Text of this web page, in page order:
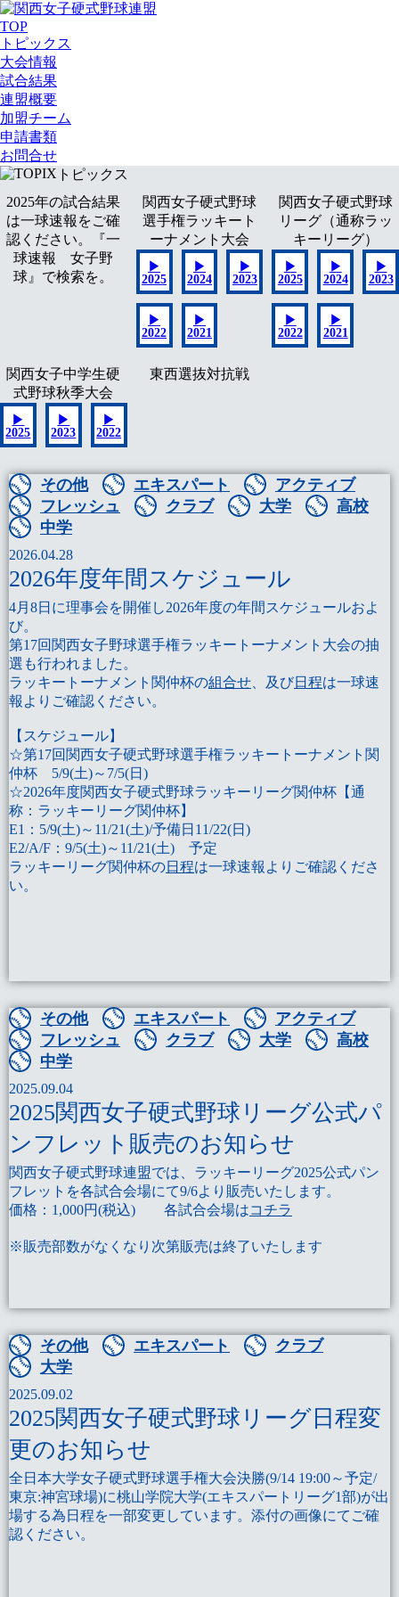
TOP
トピックス
大会情報
試合結果
連盟概要
加盟チーム
申請書類
お問合せ
TOPIX トピックス
2025年の試合結果
は一球速報をご確
認ください。『一
球速報 女子野
球』で検索を。
関西女子硬式野球
選手権ラッキート
ーナメント大会
▶
2025
▶
2024
▶
2023
▶
2022
▶
2021
関西女子硬式野球
リーグ（通称ラッ
キーリーグ）
▶
2025
▶
2024
▶
2023
▶
2022
▶
2021
関西女子中学生硬
式野球秋季大会
▶
2025
▶
2023
▶
2022
東西選抜対抗戦
その他 エキスパート
アクティブ
フレッシュ
クラブ 大学
高校
中学
2026.04.28
2026年度年間スケジュール
4月8日に理事会を開催し2026年度の年間スケジュールおよ
び。
第17回関西女子野球選手権ラッキートーナメント大会の抽
選も行われました。
ラッキートーナメント関仲杯の組合せ 、及び日程は一球速
報よりご確認ください。
【スケジュール】
☆第17回関西女子硬式野球選手権ラッキートーナメント関
仲杯 5/9(土)～7/5(日)
☆2026年度関西女子硬式野球ラッキーリーグ関仲杯【通
称：ラッキーリーグ関仲杯】
E1：5/9(土)～11/21(土)/予備日11/22(日)
E2/A/F：9/5(土)～11/21(土) 予定
ラッキーリーグ関仲杯の日程は一球速報よりご確認くださ
い。
その他 エキスパート
アクティブ
フレッシュ
クラブ 大学
高校
中学
2025.09.04
2025関西女子硬式野球リーグ公式パ
ンフレット販売のお知らせ
関西女子硬式野球連盟では、ラッキーリーグ2025公式パン
フレットを各試合会場にて9/6より販売いたします。
価格：1,000円(税込) 各試合会場はコチラ
※販売部数がなくなり次第販売は終了いたします
その他 エキスパート
クラブ
大学
2025.09.02
2025関西女子硬式野球リーグ日程変
更のお知らせ
全日本大学女子硬式野球選手権大会決勝(9/14 19:00～予定/
東京:神宮球場)に桃山学院大学(エキスパートリーグ1部)が出
場する為日程を一部変更しています。添付の画像にてご確
認ください。